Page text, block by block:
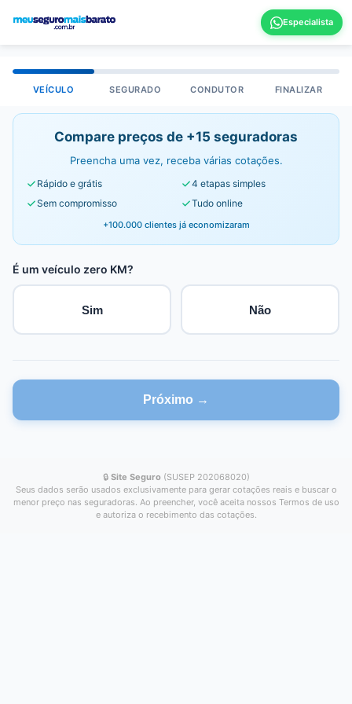
VEÍCULO SEGURADO CONDUTOR FINALIZAR
Compare preços de +15 seguradoras
Preencha uma vez, receba várias cotações.
Rápido e grátis
4 etapas simples
Sem compromisso
Tudo online
+100.000 clientes já economizaram
É um veículo zero KM?
Sim Não
Próximo →
🔒 Site Seguro (SUSEP 202068020)
Seus dados serão usados exclusivamente para gerar cotações reais e buscar o
menor preço nas seguradoras. Ao preencher, você aceita nossos Termos de uso
e autoriza o recebimento das cotações.